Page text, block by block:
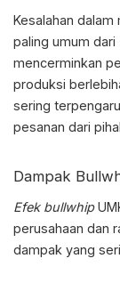
Kesalahan
paling umum dari
mencerminkan
produksi
sering
pesanan dari
Dampak
Efek bullwhip
perusahaan dan
dampak yang